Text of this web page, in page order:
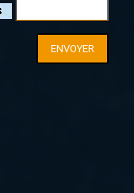
ENVOYER